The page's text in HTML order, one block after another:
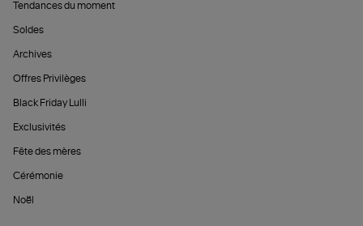
Tendances du moment
Soldes
Archives
Offres Privilèges
Black Friday Lulli
Exclusivités
Fête des mères
Cérémonie
Noël